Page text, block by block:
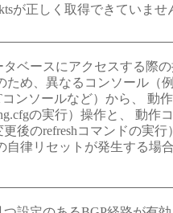
が正しく取得できていませ
ベースにアクセスする際
ため、異なるコンソール（
ンソールなど）から、 動
の実行）操作と、 動作
後のrefreshコマンドの実行
自律リセットが発生する場